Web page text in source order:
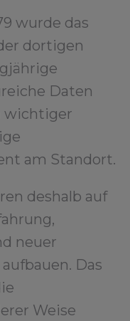
wurde das
dortigen
Daten
wichtiger
am Standort.
deshalb auf
neuer
Das
Weise